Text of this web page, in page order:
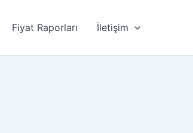
Fiyat Raporları İletişim